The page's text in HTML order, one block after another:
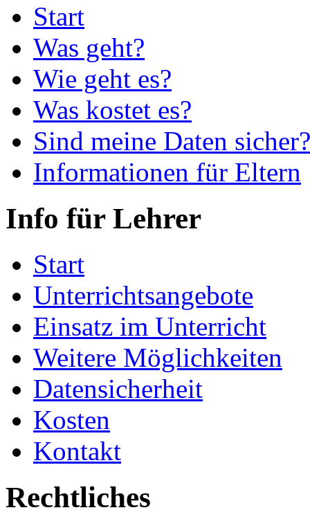
Start
Was geht?
Wie geht es?
Was kostet es?
Sind meine Daten sicher?
Informationen für Eltern
Info für Lehrer
Start
Unterrichtsangebote
Einsatz im Unterricht
Weitere Möglichkeiten
Datensicherheit
Kosten
Kontakt
Rechtliches